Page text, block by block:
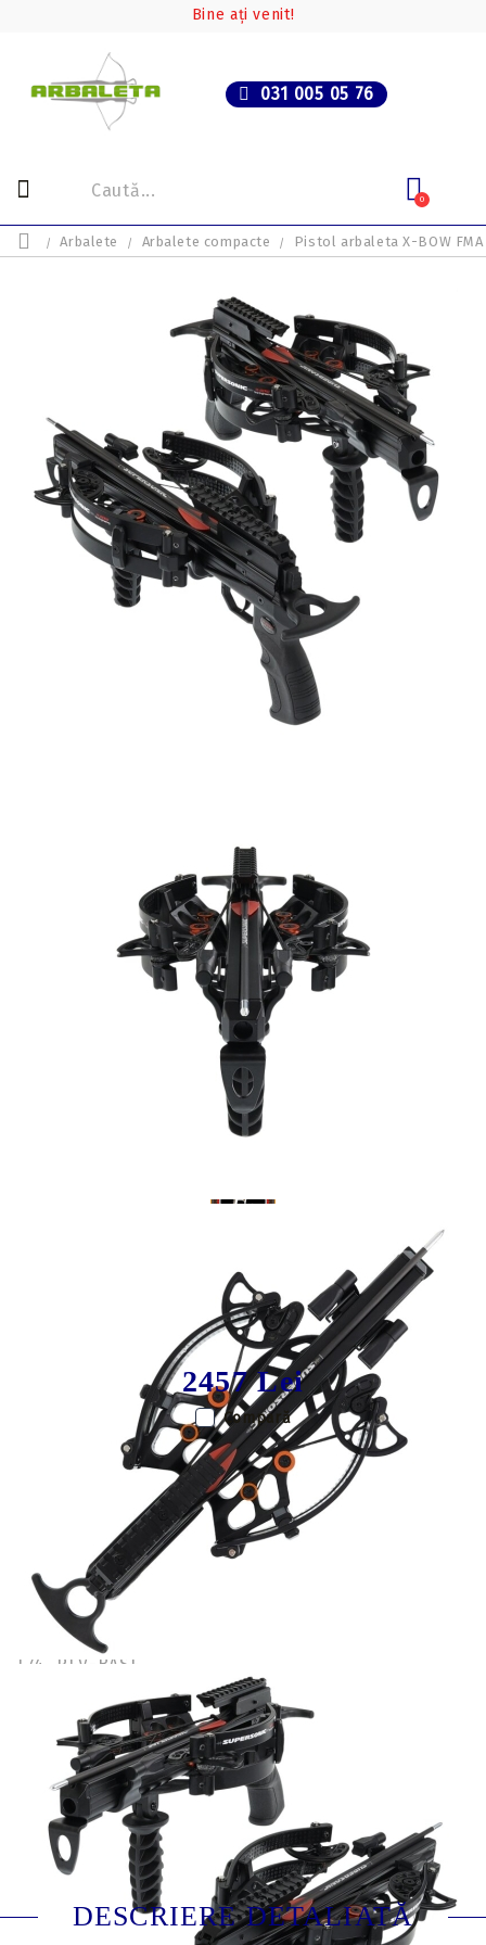
Bine ați venit!
031 005 05 76
0
Arbalete Arbalete compacte Pistol arbaleta X-BOW FMA
Pistol arbaleta X-BOW FMA
Supersonic REV
2457 Lei
Putere incarcare:
120 lbs
420 fps
Compound
Lungime sageata:
16.5 inch (42 cm)
Recomandata pentru:
Tir sportiv Agrement / timp liber
L74_REV-BASE
Compară
DESCRIERE DETALIATĂ